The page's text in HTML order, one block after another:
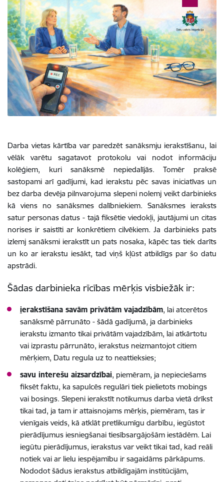
Darba vietas kārtība var paredzēt sanāksmju ierakstīšanu, lai
vēlāk varētu sagatavot protokolu vai nodot informāciju
kolēģiem, kuri sanāksmē nepiedalījās.Tomēr praksē
sastopami arī gadījumi, kad ierakstu pēc savas iniciatīvas un
bez darba devēja pilnvarojuma slepeni nolemj veikt darbinieks
kā viens no sanāksmes dalībniekiem. Sanāksmes ieraksts
satur personas datus - tajā fiksētie viedokļi, jautājumi un citas
norises ir saistīti ar konkrētiem cilvēkiem. Ja darbinieks pats
izlemj sanāksmi ierakstīt un pats nosaka, kāpēc tas tiek darīts
un ko ar ierakstu iesākt, tad viņš kļūst atbildīgs par šo datu
apstrādi.
Šādas darbinieka rīcības mērķis visbiežāk ir:
ierakstīšana savām privātām vajadzībām, lai atcerētos
sanāksmē pārrunāto - šādā gadījumā, ja darbinieks
ierakstu izmanto tikai privātām vajadzībām, lai atkārtotu
vai izprastu pārrunāto, ierakstus neizmantojot citiem
mērķiem, Datu regula uz to neattieksies;
savu interešu aizsardzībai, piemēram, ja nepieciešams
fiksēt faktu, ka sapulcēs regulāri tiek pielietots mobings
vai bosings. Slepeni ierakstīt notikumus darba vietā drīkst
tikai tad, ja tam ir attaisnojams mērķis, piemēram, tas ir
vienīgais veids, kā atklāt pretlikumīgu darbību, iegūstot
pierādījumus iesniegšanai tiesībsargājošām iestādēm. Lai
iegūtu pierādījumus, ierakstus var veikt tikai tad, kad reāli
notiek vai ar lielu iespējamību ir sagaidāms pārkāpums.
Nododot šādus ierakstus atbildīgajām institūcijām,